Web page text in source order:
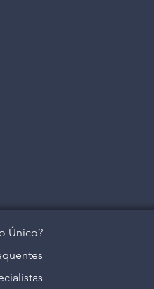
Único?